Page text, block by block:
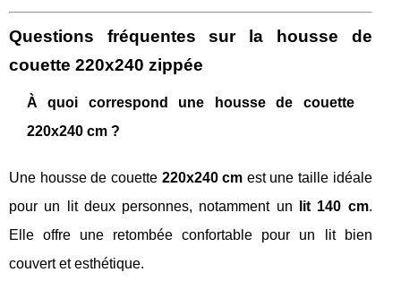
Questions fréquentes sur la housse de
couette 220x240 zippée
À quoi correspond une housse de couette
220x240 cm ?
Une housse de couette 220x240 cm est une taille idéale
pour un lit deux personnes, notamment un
lit 140 cm.
Elle offre une retombée confortable pour un lit bien
couvert et esthétique.